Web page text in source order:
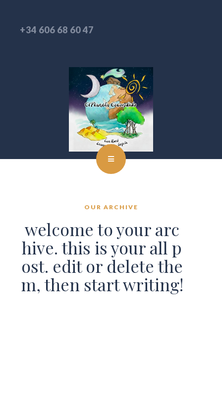
+34 606 68 60 47
OUR ARCHIVE
welcome to your arc
hive. this is your all p
ost. edit or delete the
m, then start writing!